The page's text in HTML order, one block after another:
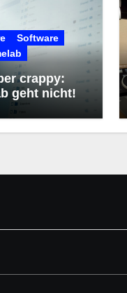
Software
crappy:
geht nicht!